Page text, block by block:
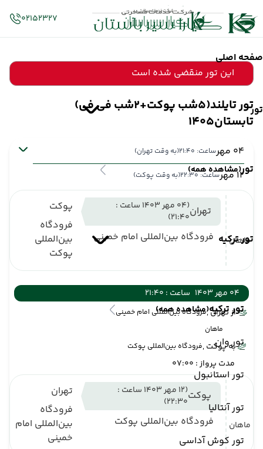
صفحه اصلی
تور
تور(مشاهده همه)
تور ترکیه
تور ترکیه(مشاهده همه)
تور وان
تور استانبول
تور آنتالیا
تور کوش آداسی
02152327
این تور منقضی شده است
تور تایلند(5شب پوکت+2شب فی فی)
تابستان1405
04 مهر ساعت: 21:40 (به وقت تهران)
12 مهر ساعت: 22:30 (به وقت پوکت)
ماهان
تهران
(04 مهر 1403 ساعت :
21:40)
فرودگاه بین‌المللی امام خمینی
پوکت
فرودگاه
بین‌المللی
پوکت
04 مهر 1403
ساعت : 21:40
از تهران ,فرودگاه بین‌المللی امام خمینی
ماهان
به پوکت ,فرودگاه بین‌المللی پوکت
مدت پرواز : 07:00
ماهان
پوکت
(12 مهر 1403 ساعت :
22:30)
فرودگاه بین‌المللی پوکت
تهران
فرودگاه
بین‌المللی امام
خمینی